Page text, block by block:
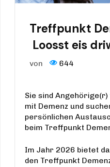
Treffpunkt
Loosst eis
von 644
Sie sind
mit Demenz und
persönlichen
beim Treffpunkt
Im Jahr 2026 bietet
den Treffpunkt